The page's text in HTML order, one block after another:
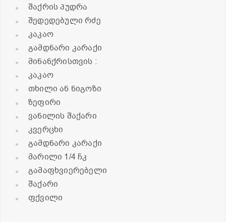
შაქრის პუდრა
შედედებული რძე
კაკაო
გამდნარი კარაქი
მინანქრისთვის :
კაკაო
თხილი ან ნიგოზი
ზეფირი
ვანილის შაქარი
კვერცხი
გამდნარი კარაქი
მარილი 1/4 ჩკ
გამაფხვიერებელი
შაქარი
ფქვილი